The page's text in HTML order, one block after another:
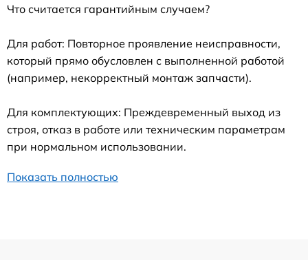
Что считается гарантийным случаем?
Для работ: Повторное проявление неисправности,
который прямо обусловлен с выполненной работой
(например, некорректный монтаж запчасти).
Для комплектующих: Преждевременный выход из
строя, отказ в работе или техническим параметрам
при нормальном использовании.
Показать полностью